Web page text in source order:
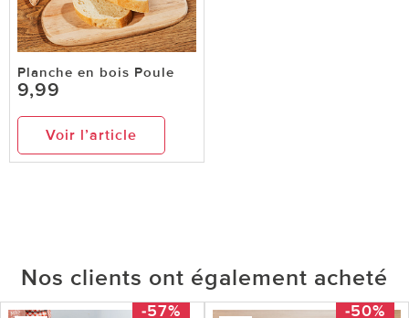
Planche en bois Poule
9,99
Voir l’article
Nos clients ont également acheté
-57% -50%